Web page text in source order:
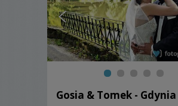
Gosia & Tomek - Gdynia